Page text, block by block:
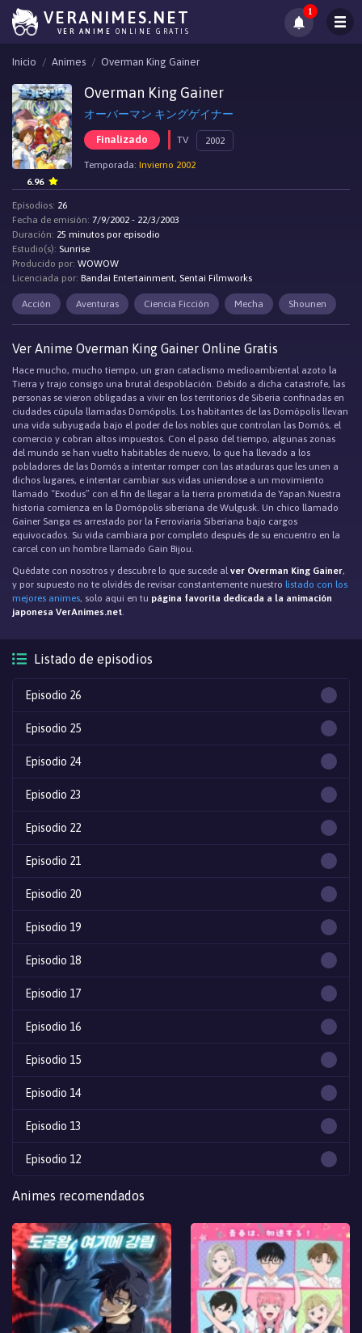
VERANIMES.NET
VER ANIME ONLINE GRATIS
1
Inicio Animes Overman King Gainer
Overman King Gainer
オーバーマン キングゲイナー
Finalizado TV 2002
Temporada: Invierno 2002
6.96
Episodios: 26
Fecha de emisión: 7/9/2002 - 22/3/2003
Duración: 25 minutos por episodio
Estudio(s): Sunrise
Producido por: WOWOW
Licenciada por: Bandai Entertainment, Sentai Filmworks
Acción Aventuras Ciencia Ficción Mecha Shounen
Ver Anime Overman King Gainer Online Gratis
Hace mucho, mucho tiempo, un gran cataclismo medioambiental azoto la
Tierra y trajo consigo una brutal despoblación. Debido a dicha catastrofe, las
personas se vieron obligadas a vivir en los territorios de Siberia confinadas en
ciudades cúpula llamadas Domópolis. Los habitantes de las Domópolis llevan
una vida subyugada bajo el poder de los nobles que controlan las Domós, el
comercio y cobran altos impuestos. Con el paso del tiempo, algunas zonas
del mundo se han vuelto habitables de nuevo, lo que ha llevado a los
pobladores de las Domós a intentar romper con las ataduras que les unen a
dichos lugares, e intentar cambiar sus vidas uniendose a un movimiento
llamado “Exodus” con el fin de llegar a la tierra prometida de Yapan.Nuestra
historia comienza en la Domópolis siberiana de Wulgusk. Un chico llamado
Gainer Sanga es arrestado por la Ferroviaria Siberiana bajo cargos
equivocados. Su vida cambiara por completo después de su encuentro en la
carcel con un hombre llamado Gain Bijou.
Quédate con nosotros y descubre lo que sucede alver Overman King Gainer,
y por supuesto no te olvidés de revisar constantemente nuestro listado con los
mejores animes, solo aqui en tu página favorita dedicada a la animación
japonesa VerAnimes.net.
Listado de episodios
Episodio 26
Episodio 25
Episodio 24
Episodio 23
Episodio 22
Episodio 21
Episodio 20
Episodio 19
Episodio 18
Episodio 17
Episodio 16
Episodio 15
Episodio 14
Episodio 13
Episodio 12
Episodio 11
Episodio 10
Episodio 9
Episodio 8
Episodio 7
Animes recomendados